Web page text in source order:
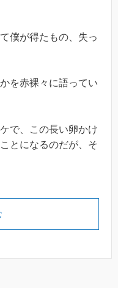
僕が得たもの、失っ
を赤裸々に語ってい
で、この長い卵かけ
とになるのだが、そ